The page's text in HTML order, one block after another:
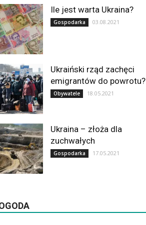
Ile jest warta Ukraina?
Gospodarka 03.08.2021
Ukraiński rząd zachęci
emigrantów do powrotu?
Obywatele 18.05.2021
Ukraina – złoża dla
zuchwałych
Gospodarka 17.05.2021